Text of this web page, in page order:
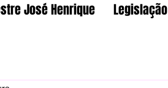
José Henrique Legislação